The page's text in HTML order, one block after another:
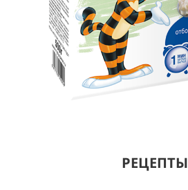
РЕЦЕПТЫ